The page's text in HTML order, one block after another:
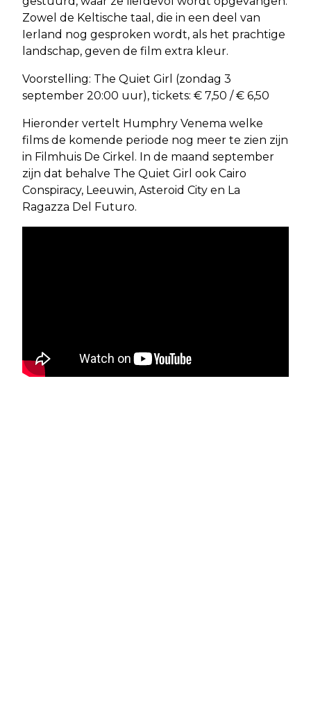
Zowel de Keltische taal, die in een deel van
Ierland nog gesproken wordt, als het prachtige
landschap, geven de film extra kleur.
Voorstelling: The Quiet Girl (zondag 3
september 20:00 uur), tickets: € 7,50 / € 6,50
Hieronder vertelt Humphry Venema welke
films de komende periode nog meer te zien zijn
in Filmhuis De Cirkel. In de maand september
zijn dat behalve The Quiet Girl ook Cairo
Conspiracy, Leeuwin, Asteroid City en La
Ragazza Del Futuro.